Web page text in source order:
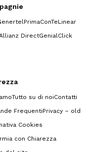
PrimaConTeLinear
DirectGenialClick
Tutto su di noiContatti
FrequentiPrivacy – old
Cookies
con Chiarezza